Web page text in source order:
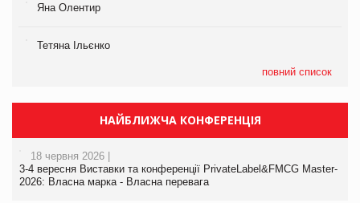
Яна Олентир
Тетяна Ільєнко
повний список
НАЙБЛИЖЧА КОНФЕРЕНЦІЯ
18 червня 2026 |
3-4 вересня Виставки та конференції PrivateLabel&FMCG Master-
2026: Власна марка - Власна перевага